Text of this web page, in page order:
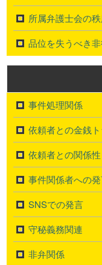
所属弁護士会の
品位を失うべき
事件処理関係
依頼者との金銭
依頼者との関係性
事件関係者への
SNSでの発言
守秘義務関連
非弁関係